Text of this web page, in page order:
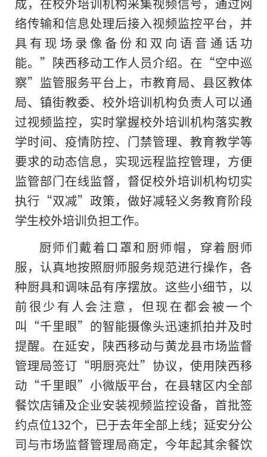
络传输和信息处理后接入视频监控平台，并
具有现场录像备份和双向语音通话功
能。”陕西移动工作人员介绍。在“空中巡
察”监管服务平台上，市教育局、县区教体
局、镇街教委、校外培训机构负责人可以通
过视频监控，实时掌握校外培训机构落实教
学时间、疫情防控、门禁管理、教育教学等
要求的动态信息，实现远程监控管理，方便
监管部门在线监督，督促校外培训机构切实
执行“双减”政策，做好减轻义务教育阶段
学生校外培训负担工作。
厨师们戴着口罩和厨师帽，穿着厨师
服，认真地按照厨师服务规范进行操作，各
种厨具和调味品有序摆放。这些小细节，以
前很少有人会注意，但现在都会被一个
叫“千里眼”的智能摄像头迅速抓拍并及时
提醒。在延安，陕西移动与黄龙县市场监督
管理局签订“明厨亮灶”协议，使用陕西移
动“千里眼”小微版平台，在县辖区内全部
餐饮店铺及企业安装视频监控设备，首批签
约点位132个，已于去年全部上线；延安分公
司与市场监督管理局商定，今年起其余餐饮